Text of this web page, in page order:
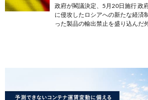
政府が閣議決定、5月20日施行 政
に侵攻したロシアへの新たな経済
った製品の輸出禁止を盛り込んだ